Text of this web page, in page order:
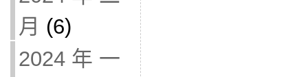
月 (6)
2024 年 一